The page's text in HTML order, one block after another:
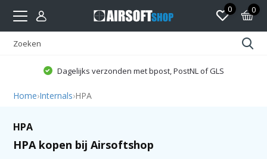
0 0
Dagelijks verzonden met bpost, PostNL of GLS
Home›Internals›HPA
HPA
HPA kopen bij Airsoftshop